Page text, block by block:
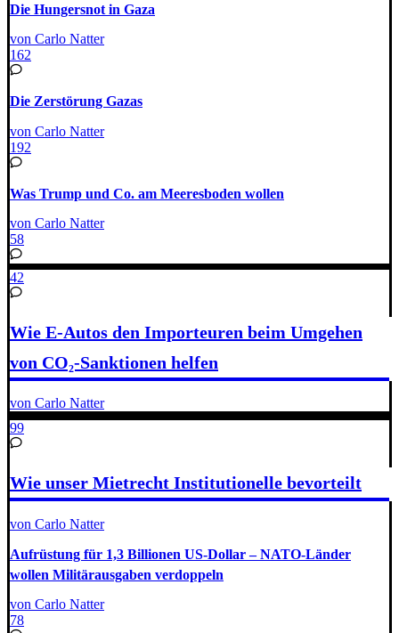
Die Hungersnot in Gaza
von Carlo Natter
162
Die Zerstörung Gazas
von Carlo Natter
192
Was Trump und Co. am Meeresboden wollen
von Carlo Natter
58
42
Wie E-Autos den Importeuren beim Umgehen
von CO₂-Sanktionen helfen
von Carlo Natter
99
Wie unser Mietrecht Institutionelle bevorteilt
von Carlo Natter
Aufrüstung für 1,3 Billionen US-Dollar – NATO-Länder
wollen Militärausgaben verdoppeln
von Carlo Natter
78